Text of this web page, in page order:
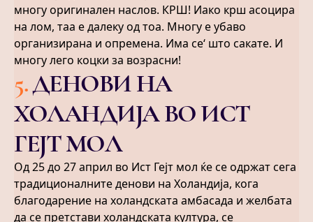
многу оригинален наслов. КРШ! Иако крш асоцира
на лом, таа е далеку од тоа. Многу е убаво
организирана и опремена. Има се‘ што сакате. И
многу лего коцки за возрасни!
5.ДЕНОВИ НА
ХОЛАНДИЈА ВО ИСТ
ГЕЈТ МОЛ
Од 25 до 27 април во Ист Гејт мол ќе се одржат сега
традиционалните денови на Холандија, кога
благодарение на холандската амбасада и желбата
да се претстави холандската култура, се